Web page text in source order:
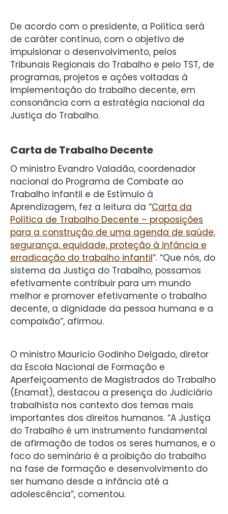
De acordo com o presidente, a Política será
de caráter contínuo, com o objetivo de
impulsionar o desenvolvimento, pelos
Tribunais Regionais do Trabalho e pelo TST, de
programas, projetos e ações voltadas à
implementação do trabalho decente, em
consonância com a estratégia nacional da
Justiça do Trabalho.
Carta de Trabalho Decente
O ministro Evandro Valadão, coordenador
nacional do Programa de Combate ao
Trabalho Infantil e de Estímulo à
Aprendizagem, fez a leitura da “Carta da
Política de Trabalho Decente – proposições
para a construção de uma agenda de saúde,
segurança, equidade, proteção à infância e
erradicação do trabalho infantil”. “Que nós, do
sistema da Justiça do Trabalho, possamos
efetivamente contribuir para um mundo
melhor e promover efetivamente o trabalho
decente, a dignidade da pessoa humana e a
compaixão”, afirmou.
O ministro Mauricio Godinho Delgado, diretor
da Escola Nacional de Formação e
Aperfeiçoamento de Magistrados do Trabalho
(Enamat), destacou a presença do Judiciário
trabalhista nos contexto dos temas mais
importantes dos direitos humanos. “A Justiça
do Trabalho é um instrumento fundamental
de afirmação de todos os seres humanos, e o
foco do seminário é a proibição do trabalho
na fase de formação e desenvolvimento do
ser humano desde a infância até a
adolescência”, comentou.